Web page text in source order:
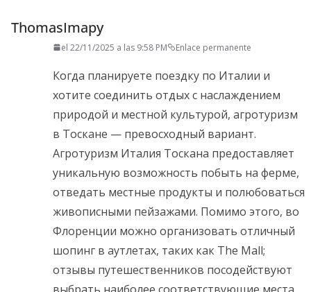
ThomasImapy
el 22/11/2025 a las 9:58 PM Enlace permanente
Когда планируете поездку по Италии и
хотите соединить отдых с наслаждением
природой и местной культурой, агротуризм
в Тоскане — превосходный вариант.
Агротуризм Италия Тоскана предоставляет
уникальную возможность побыть на ферме,
отведать местные продукты и полюбоваться
живописными пейзажами. Помимо этого, во
Флоренции можно организовать отличный
шопинг в аутлетах, таких как The Mall;
отзывы путешественников посодействуют
выбрать наиболее соответствующие места